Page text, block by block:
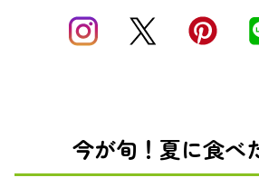
今が旬！夏に食べ